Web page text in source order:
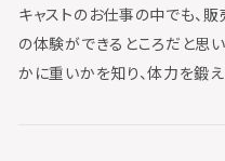
キャストのお仕事の中でも、
の体験ができるところだと思
かに重いかを知り、体力を鍛え